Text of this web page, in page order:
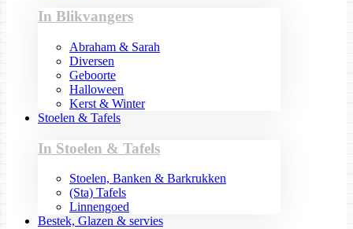
In Blikvangers
Abraham & Sarah
Diversen
Geboorte
Halloween
Kerst & Winter
Stoelen & Tafels
In Stoelen & Tafels
Stoelen, Banken & Barkrukken
(Sta) Tafels
Linnengoed
Bestek, Glazen & servies